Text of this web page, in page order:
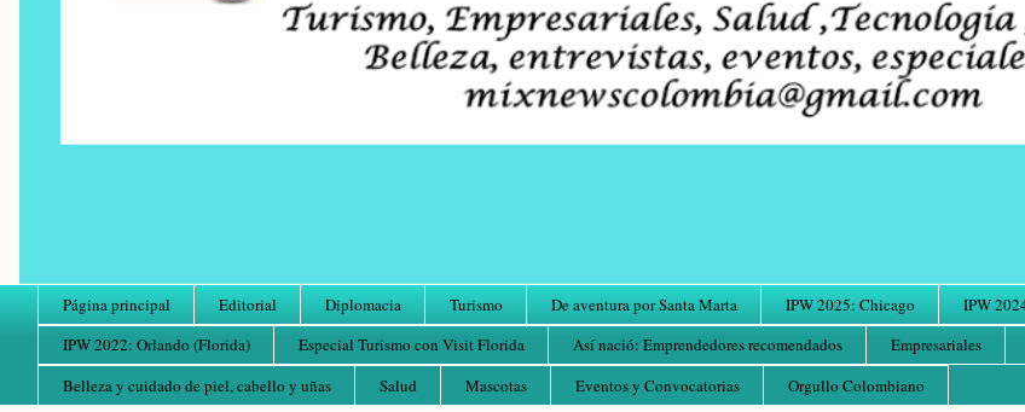
Página principal Editorial Diplomacia Turismo De aventura por Santa Marta IPW 2025: Chicago IPW
IPW 2022: Orlando (Florida)
Especial Turismo con Visit Florida Así nació: Emprendedores recomendados Empresariales
Belleza y cuidado de piel, cabello y uñas
Salud Mascotas Eventos y Convocatorias Orgullo Colombiano